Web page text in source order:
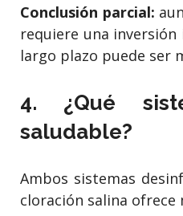
Conclusión parcial:
requiere una
largo plazo puede ser
4. ¿Qué
saludable?
Ambos sistemas
cloración salina ofrece